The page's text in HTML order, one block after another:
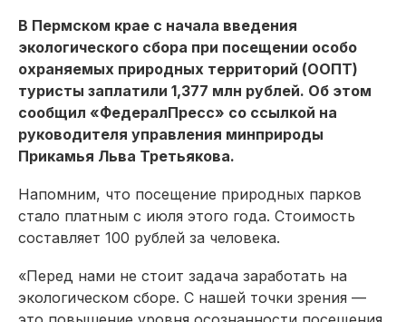
В Пермском крае с начала введения
экологического сбора при посещении особо
охраняемых природных территорий (ООПТ)
туристы заплатили 1,377 млн рублей. Об этом
сообщил «ФедералПресс» со ссылкой на
руководителя управления минприроды
Прикамья Льва Третьякова.
Напомним, что посещение природных парков
стало платным с июля этого года. Стоимость
составляет 100 рублей за человека.
«Перед нами не стоит задача заработать на
экологическом сборе. С нашей точки зрения —